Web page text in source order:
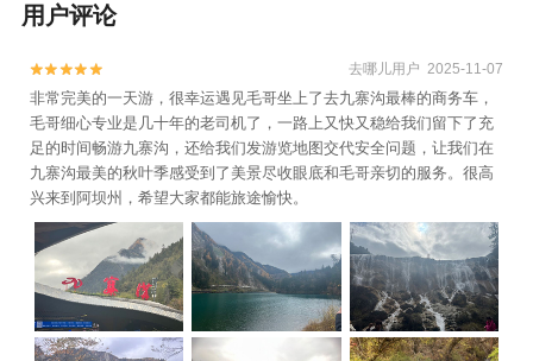
用户评论

 去哪儿用户 2025-11-07
非常完美的一天游，很幸运遇见毛哥坐上了去九寨沟最棒的商务车，
毛哥细心专业是几十年的老司机了，一路上又快又稳给我们留下了充
足的时间畅游九寨沟，还给我们发游览地图交代安全问题，让我们在
九寨沟最美的秋叶季感受到了美景尽收眼底和毛哥亲切的服务。很高
兴来到阿坝州，希望大家都能旅途愉快。